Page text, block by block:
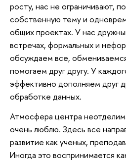
росту, нас не ограничивают,
собственную тему и
общих проектах. У нас
встречах, формальных и
обсуждаем все,
помогаем друг другу. У
эффективно дополняем друг
обработке данных.
Атмосфера центра
очень люблю. Здесь все
развитие как ученых,
Иногда это воспринимается